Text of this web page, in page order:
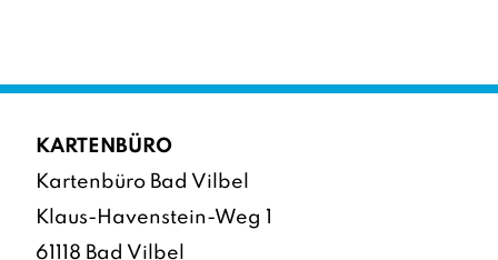
KARTENBÜRO
Kartenbüro Bad Vilbel
Klaus-Havenstein-Weg 1
61118 Bad Vilbel